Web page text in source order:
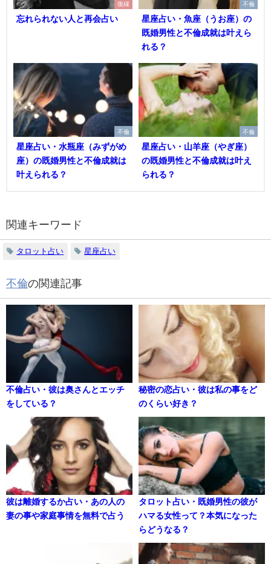
復縁
忘れられない人と再会占い
不倫
星座占い・魚座（うお座）の
既婚男性と不倫成就は叶えら
れる？
不倫
星座占い・水瓶座（みずがめ
座）の既婚男性と不倫成就は
叶えられる？
不倫
星座占い・山羊座（やぎ座）
の既婚男性と不倫成就は叶え
られる？
関連キーワード
タロット占い 星座占い
不倫の関連記事
不倫占い・彼は奥さんとエッチ
をしている？
秘密の恋占い・彼は私の事をど
のくらい好き？
彼は離婚するか占い・あの人の
妻の事や家庭事情を無料で占う
タロット占い・既婚男性の彼が
ハマる女性って？本気になった
らどうなる？